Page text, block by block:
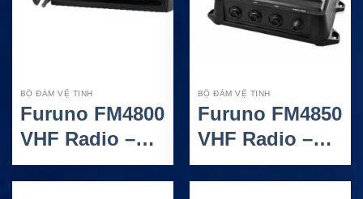
BỘ ĐÀM VỆ TINH
Furuno FM4800
VHF Radio –
Máy Bộ Đàm
Hàng Hải Tích
BỘ ĐÀM VỆ TINH
Furuno FM4850
VHF Radio –
Bộ Đàm Hàng
Hải Cao Cấp